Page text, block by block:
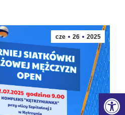
cze 26 2025